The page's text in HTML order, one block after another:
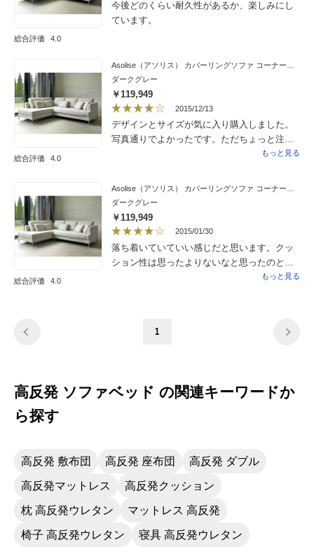
総合評価 4.0
今後どのくらい耐久性があるか、楽しみにし
ています。
総合評価 4.0
ダークグレー
￥119,949
2015/12/13
デザインとサイズが気に入り購入しました。
写真通りでよかったです。ただちょっと注意
しないといけないのは座面のクッションは、
か？かなりふつうのソファーより固いです。
ちょっと誤解を招く表記だと思います。
もっと見る
総合評価 4.0
ダークグレー
￥119,949
2015/01/30
落ち着いていていい感じだと思います。クッ
ション性は思ったよりないなと思ったのと素
材ももう少しなめらかでもいいのかなとは思
もっと見る
1
高反発 ソファベッド の関連キーワードか
ら探す
高反発 敷布団 高反発 座布団 高反発 ダブル
高反発マットレス 高反発クッション
枕 高反発ウレタン マットレス 高反発
椅子 高反発ウレタン 寝具 高反発ウレタン